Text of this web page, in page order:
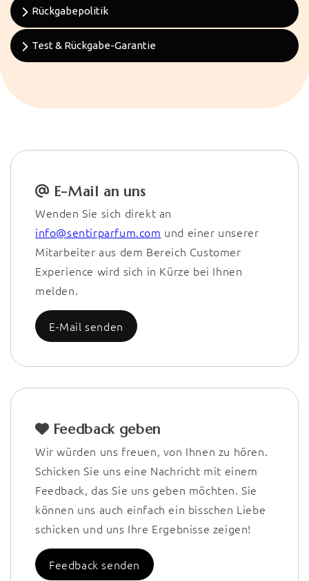
Rückgabepolitik
Test & Rückgabe-Garantie
E-Mail an uns
Wenden Sie sich direkt an
info@sentirparfum.com und einer unserer
Mitarbeiter aus dem Bereich Customer
Experience wird sich in Kürze bei Ihnen
melden.
E-Mail senden
Feedback geben
Wir würden uns freuen, von Ihnen zu hören.
Schicken Sie uns eine Nachricht mit einem
Feedback, das Sie uns geben möchten. Sie
können uns auch einfach ein bisschen Liebe
schicken und uns Ihre Ergebnisse zeigen!
Feedback senden